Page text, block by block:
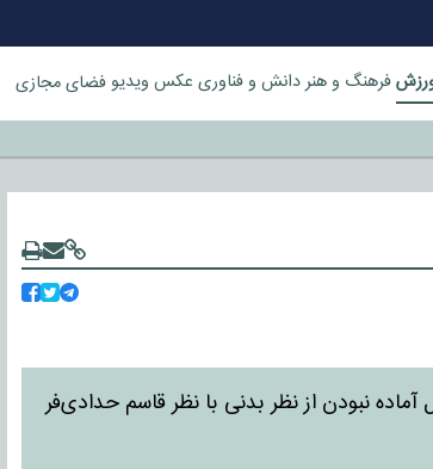
فرهنگ و هنردانش و فناوری عکس ویدیوفضای مجازی
نبودن از نظر بدنی با نظر قاسم حدادی‌فر